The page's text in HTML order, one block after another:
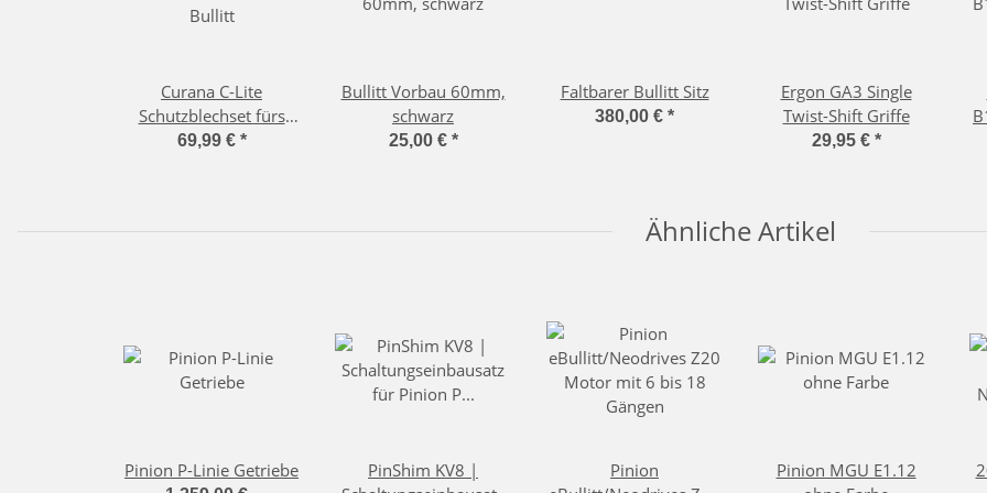
Curana C-Lite
Schutzblechset fürs
Bullitt
69,99 € *
Bullitt Vorbau 60mm,
schwarz
25,00 € *
Faltbarer Bullitt Sitz
380,00 € *
Ergon GA3 Single
Twist-Shift Griffe
29,95 € *
Ähnliche Artikel
Pinion P-Linie Getriebe
PinShim KV8 |
Pinion
Pinion MGU E1.12